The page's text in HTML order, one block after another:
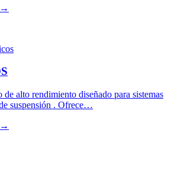
→
alto rendimiento diseñado para sistemas
suspensión . Ofrece…
→